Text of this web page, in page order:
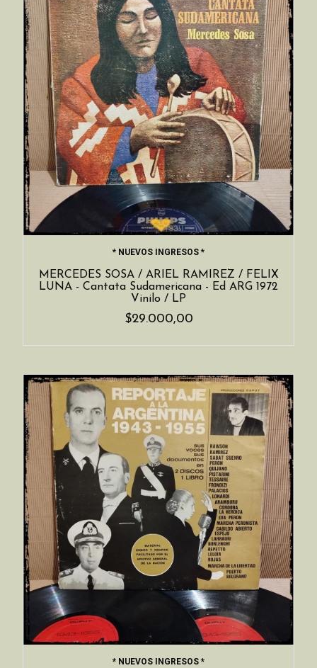
* NUEVOS INGRESOS *
MERCEDES SOSA / ARIEL RAMIREZ / FELIX
LUNA - Cantata Sudamericana - Ed ARG 1972
Vinilo / LP
$29.000,00
* NUEVOS INGRESOS *